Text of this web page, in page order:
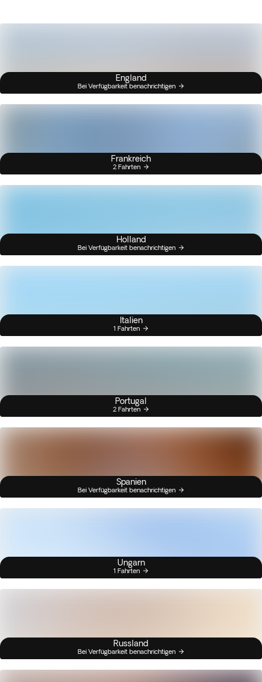
England
Bei Verfügbarkeit benachrichtigen
Frankreich
2 Fahrten
Holland
Bei Verfügbarkeit benachrichtigen
Italien
1 Fahrten
Portugal
2 Fahrten
Spanien
Bei Verfügbarkeit benachrichtigen
Ungarn
1 Fahrten
Russland
Bei Verfügbarkeit benachrichtigen